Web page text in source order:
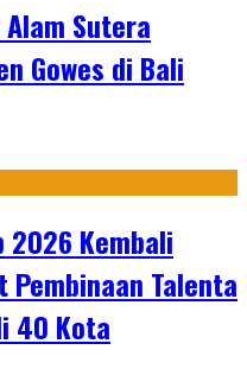
Sutera
Gowes di Bali
2026 Kembali
Pembinaan Talenta
40 Kota